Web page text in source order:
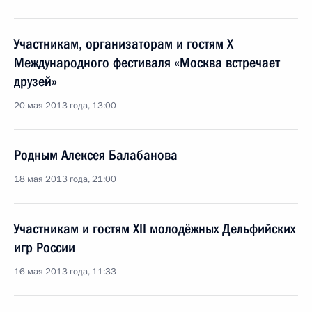
Участникам, организаторам и гостям X
Международного фестиваля «Москва встречает
друзей»
20 мая 2013 года, 13:00
Родным Алексея Балабанова
18 мая 2013 года, 21:00
Участникам и гостям XII молодёжных Дельфийских
игр России
16 мая 2013 года, 11:33